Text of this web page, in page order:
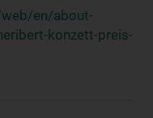
en/about-
konzett-preis-